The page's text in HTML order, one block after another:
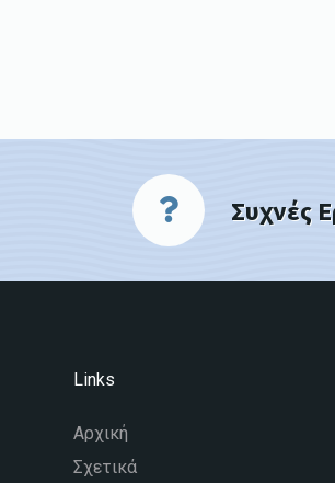
Συχνές
Links
Αρχική
Σχετικά